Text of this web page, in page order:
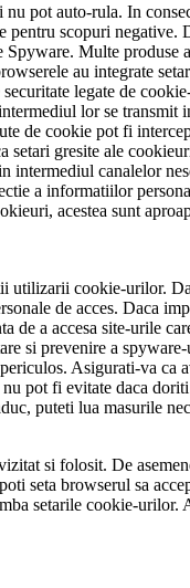
pot auto-rula. In
scopuri negative.
Multe produse
au integrate
legate de
lor se
de cookie pot fi
gresite ale
intermediul canalelor
a informatiilor
acestea sunt
cookie-urilor.
de acces. Daca
a accesa site-urile
si prevenire a
Asigurati-va
pot fi evitate daca
puteti lua masurile
si folosit. De
seta browserul sa
setarile cookie-urilor.